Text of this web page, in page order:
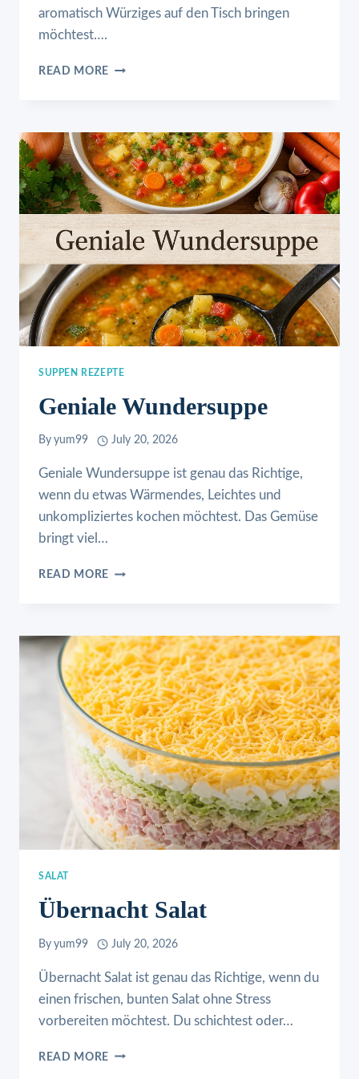
aromatisch Würziges auf den Tisch bringen
möchtest….
READ MORE TÜRKISCHER
SUPPEN REZEPTE
Geniale Wundersuppe
By yum99 July 20, 2026
Geniale Wundersuppe ist genau das Richtige,
wenn du etwas Wärmendes, Leichtes und
unkompliziertes kochen möchtest. Das Gemüse
bringt viel…
READ MORE GENIALE
SALAT
Übernacht Salat
By yum99 July 20, 2026
Übernacht Salat ist genau das Richtige, wenn du
einen frischen, bunten Salat ohne Stress
vorbereiten möchtest. Du schichtest oder…
READ MORE ÜBERNACHT